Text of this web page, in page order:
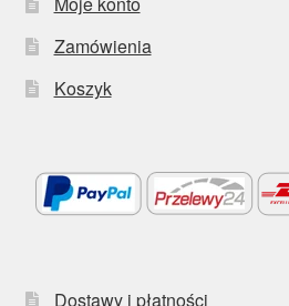
Zamówienia
Koszyk
Dostawy i płatności